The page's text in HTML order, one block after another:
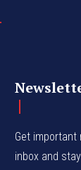
Get important
inbox and